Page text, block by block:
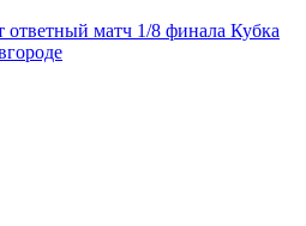
ответный матч 1/8 финала Кубка